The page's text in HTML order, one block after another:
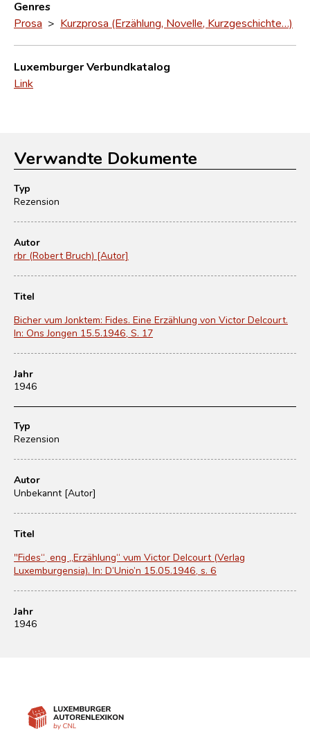
Genres
Prosa > Kurzprosa (Erzählung, Novelle, Kurzgeschichte…)
Luxemburger Verbundkatalog
Link
Verwandte Dokumente
Typ
Rezension
Autor
rbr (Robert Bruch) [Autor]
Titel
Bicher vum Jonktem: Fides. Eine Erzählung von Victor Delcourt.
In: Ons Jongen 15.5.1946, S. 17
Jahr
1946
Typ
Rezension
Autor
Unbekannt [Autor]
Titel
"Fides“, eng „Erzählung“ vum Victor Delcourt (Verlag
Luxemburgensia). In: D’Unio’n 15.05.1946, s. 6
Jahr
1946